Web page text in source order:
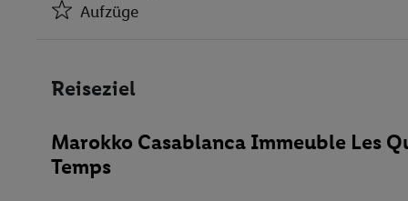
Aufzüge
Aufzüge
Geschäfte
Öffentliches Internet
Zimmerservice
Reiseziel
Marokko Casablanca Immeuble Les
Temps